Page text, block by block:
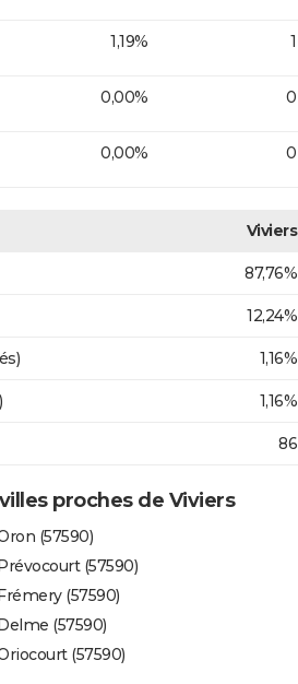
1,19% 1
0,00% 0
0,00% 0
Viviers
87,76%
12,24%
1,16%
1,16%
86
proches de Viviers
(57590)
(57590)
(57590)
(57590)
(57590)